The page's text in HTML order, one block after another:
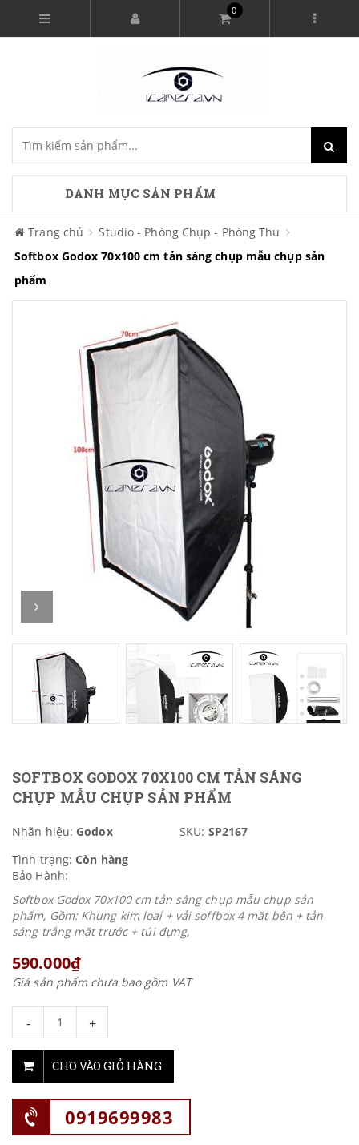
0
DANH MỤC SẢN PHẨM
Trang chủ
Studio - Phòng Chụp - Phòng Thu
Softbox Godox 70x100 cm tản sáng chụp mẫu chụp sản
phẩm
SOFTBOX GODOX 70X100 CM TẢN SÁNG
CHỤP MẪU CHỤP SẢN PHẨM
Nhãn hiệu: Godox SKU: SP2167
Tình trạng: Còn hàng
Bảo Hành:
Softbox Godox 70x100 cm tản sáng chụp mẫu chụp sản
phẩm, Gồm: Khung kim loại + vải soffbox 4 mặt bên + tản
sáng trắng mặt trước + túi đựng,
590.000₫
Giá sản phẩm chưa bao gồm VAT
- +
CHO VÀO GIỎ HÀNG
0919699983